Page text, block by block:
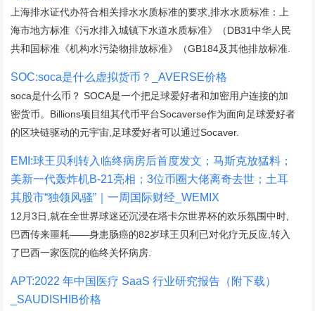
上海排水证代办符合相关排水水质标准的要求,排水水质标准：上
海市地方标准《污水排入城镇下水道水质标准》（DB31中华人民
共和国标准《机构水污染物排放标准》（GB184及其他排放标准.
SOC:soca是什么虚拟货币？_AVERSE价格
soca是什么币？ SOCA是一个把足球爱好者和加密用户连接的加
密货币。Billions项目组其代币平台Socaverse作为面向足球爱好者
的区块链驱动的元宇宙,足球爱好者可以通过Socaver.
EMI:球王贝利转入临终病房后首度发文；马斯克放猛料；
美新一代轰炸机B-21亮相；3位币圈大佬离奇去世；土耳
其股市“独领风骚”｜一周国际财经_WEMIX
12月3日,就在全世界球迷还沉浸在塔卡尔世界杯的欢乐氛围中时,
巴西传来噩耗——身患肠癌的82岁球王贝利已对化疗无反应,转入
了巴西一家医院的临终关怀病房.
APT:2022 年中国医疗 SaaS 行业研究报告（附下载）
_SAUDISHIB价格